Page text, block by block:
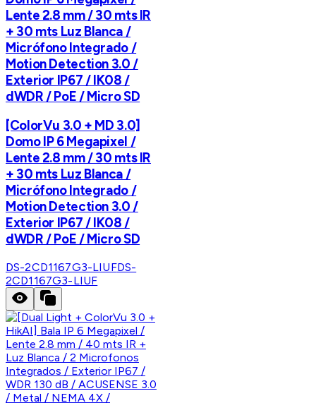
Lente 2.8 mm / 30 mts IR
+ 30 mts Luz Blanca /
Micrófono Integrado /
Motion Detection 3.0 /
Exterior IP67 / IK08 /
dWDR / PoE / Micro SD
[ColorVu 3.0 + MD 3.0]
Domo IP 6 Megapixel /
Lente 2.8 mm / 30 mts IR
+ 30 mts Luz Blanca /
Micrófono Integrado /
Motion Detection 3.0 /
Exterior IP67 / IK08 /
dWDR / PoE / Micro SD
DS-2CD1167G3-LIUFDS-
2CD1167G3-LIUF